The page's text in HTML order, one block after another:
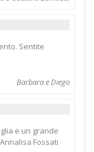
Sentite
Barbara e Diego
e un grande
Fossati